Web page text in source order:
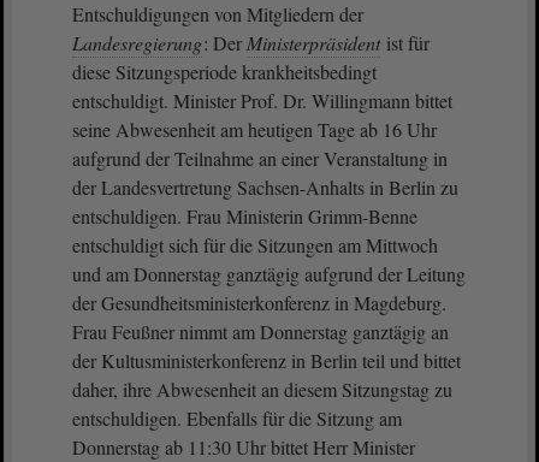
Entschuldigungen von Mitgliedern der
Landesregierung: Der Ministerpräsident ist für
diese Sitzungsperiode krankheitsbedingt
entschuldigt. Minister Prof. Dr. Willingmann bittet
seine Abwesenheit am heutigen Tage ab 16 Uhr
aufgrund der Teilnahme an einer Veranstaltung in
der Landesvertretung Sachsen-Anhalts in Berlin zu
entschuldigen. Frau Ministerin Grimm-Benne
entschuldigt sich für die Sitzungen am Mittwoch
und am Donnerstag ganztägig aufgrund der Leitung
der Gesundheitsministerkonferenz in Magdeburg.
Frau Feußner nimmt am Donnerstag ganztägig an
der Kultusministerkonferenz in Berlin teil und bittet
daher, ihre Abwesenheit an diesem Sitzungstag zu
entschuldigen. Ebenfalls für die Sitzung am
Donnerstag ab 11:30 Uhr bittet Herr Minister